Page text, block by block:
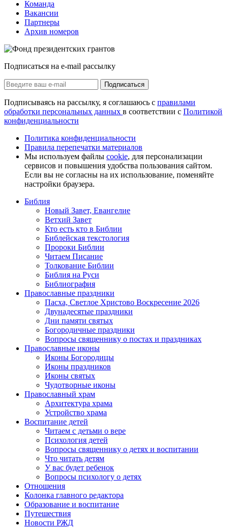
Команда
Вакансии
Партнеры
Архив номеров
Подписаться на e-mail рассылку
Подписаться
Подписываясь на рассылку, я соглашаюсь с правилами
обработки персональных данных в соответствии с Политикой
конфиденциальности
Политика конфиденциальности
Правила перепечатки материалов
Мы используем файлы cookie, для персонализации
сервисов и повышения удобства пользования сайтом.
Если вы не согласны на их использование, поменяйте
настройки браузера.
Библия
Новый Завет, Евангелие
Ветхий Завет
Кто есть кто в Библии
Библейская текстология
Пророки Библии
Читаем Писание
Толкование Библии
Библия на Руси
Библиография
Православные праздники
Пасха, Светлое Христово Воскресение 2026
Двунадесятые праздники
Дни памяти святых
Богородичные праздники
Вопросы священнику о постах и праздниках
Православные иконы
Иконы Богородицы
Иконы праздников
Иконы святых
Чудотворные иконы
Православный храм
Архитектура храма
Устройство храма
Воспитание детей
Читаем с детьми о вере
Психология детей
Вопросы священнику о детях и воспитании
Что читать детям
У вас будет ребенок
Вопросы психологу о детях
Отношения
Колонка главного редактора
Образование и воспитание
Путешествия
Новости РЖД